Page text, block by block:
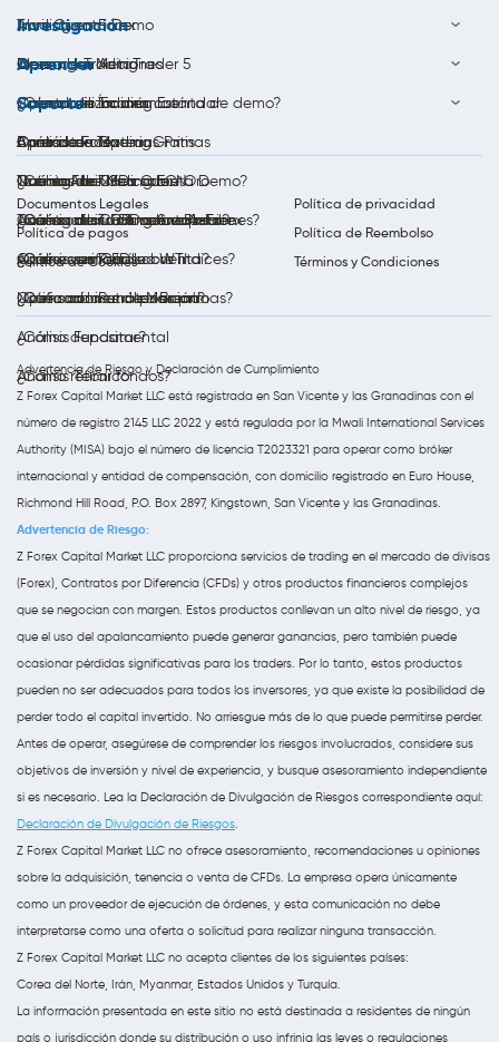
Documentos Legales
Política de privacidad
Política de pagos
Política de Reembolso
Política de Cookies
Términos y Condiciones
Abrir Cuenta Demo
Descargar MetaTrader 5
Cuenta de Trading Estándar
Bono de Forex
Cuenta de Trading ECN
Cuenta de Trading Swap-Free
Trading en Forex
Opera con Acciones
Opera con Índices
Opera con Materias Primas
Trading de CFDs sobre Oro
Trading de CFDs sobre Plata
Opera con Petróleo WTI
Opera con Petróleo Brent
Investigación
Ideas de Trading
Calendario Económico
Análisis de Trading
Noticias del Mercado
Análisis diario al mercado Forex
Análisis semanal
Notificaciones de Mercado
Aprender
¿Cómo utilizar una cuenta de demo?
Aprenda a Operar Gratis
Qué es Forex?
¿Qué son los CFD sobre Acciones?
¿Qué es un CFD sobre índices?
¿Qué son las materias primas?
Análisis Fundamental
Análisis Técnico
Soporte
Contáctenos
¿Cómo Abrir Una Cuenta Demo?
¿Cómo abrir una cuenta real?
¿Cómo verificar su cuenta?
¿Cómo abrir una posición?
¿Cómo depositar?
¿Cómo retirar fondos?
Advertencia de Riesgo y Declaración de Cumplimiento
Z Forex Capital Market LLC está registrada en San Vicente y las Granadinas con el
número de registro 2145 LLC 2022 y está regulada por la Mwali International Services
Authority (MISA) bajo el número de licencia T2023321 para operar como bróker
internacional y entidad de compensación, con domicilio registrado en Euro House,
Richmond Hill Road, P.O. Box 2897, Kingstown, San Vicente y las Granadinas.
Advertencia de Riesgo:
Z Forex Capital Market LLC proporciona servicios de trading en el mercado de divisas
(Forex), Contratos por Diferencia (CFDs) y otros productos financieros complejos
que se negocian con margen. Estos productos conllevan un alto nivel de riesgo, ya
que el uso del apalancamiento puede generar ganancias, pero también puede
ocasionar pérdidas significativas para los traders. Por lo tanto, estos productos
pueden no ser adecuados para todos los inversores, ya que existe la posibilidad de
perder todo el capital invertido. No arriesgue más de lo que puede permitirse perder.
Antes de operar, asegúrese de comprender los riesgos involucrados, considere sus
objetivos de inversión y nivel de experiencia, y busque asesoramiento independiente
si es necesario. Lea la Declaración de Divulgación de Riesgos correspondiente aquí:
Declaración de Divulgación de Riesgos.
Z Forex Capital Market LLC no ofrece asesoramiento, recomendaciones u opiniones
sobre la adquisición, tenencia o venta de CFDs. La empresa opera únicamente
como un proveedor de ejecución de órdenes, y esta comunicación no debe
interpretarse como una oferta o solicitud para realizar ninguna transacción.
Z Forex Capital Market LLC no acepta clientes de los siguientes países:
Corea del Norte, Irán, Myanmar, Estados Unidos y Turquía.
La información presentada en este sitio no está destinada a residentes de ningún
país o jurisdicción donde su distribución o uso infrinja las leyes o regulaciones